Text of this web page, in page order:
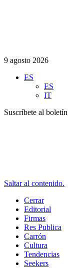
9 agosto 2026
ES
ES
IT
Suscríbete al boletín
Saltar al contenido.
Cerrar
Editorial
Firmas
Res Publica
Carrón
Cultura
Tendencias
Seekers